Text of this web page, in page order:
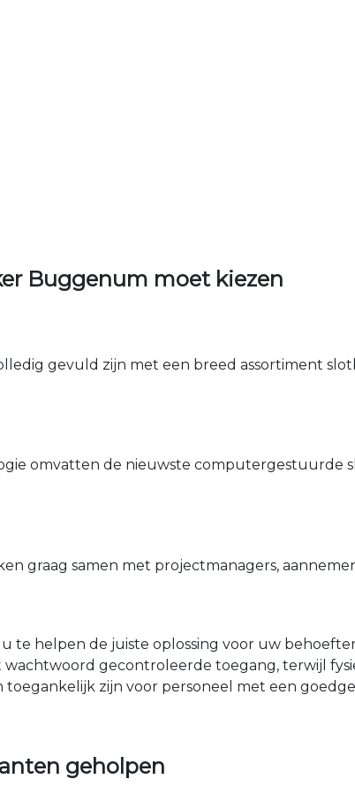
Buggenum moet kiezen
gevuld zijn met een breed assortiment
omvatten de nieuwste computergestuurde
graag samen met projectmanagers,
te helpen de juiste oplossing voor uw
gecontroleerde toegang, terwijl
zijn voor personeel met een
geholpen